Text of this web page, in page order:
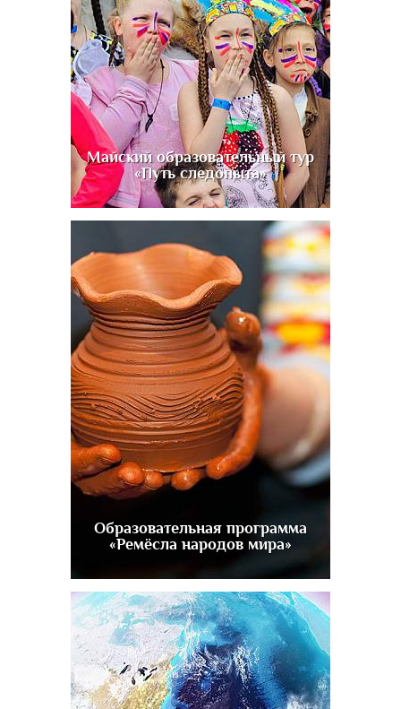
Майский образовательный тур
«Путь следопыта»
Образовательная программа
«Ремёсла народов мира»